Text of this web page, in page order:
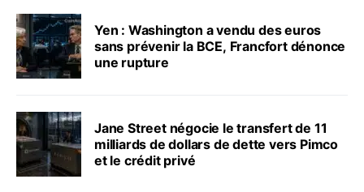
Yen : Washington a vendu des euros
sans prévenir la BCE, Francfort dénonce
une rupture
Jane Street négocie le transfert de 11
milliards de dollars de dette vers Pimco
et le crédit privé